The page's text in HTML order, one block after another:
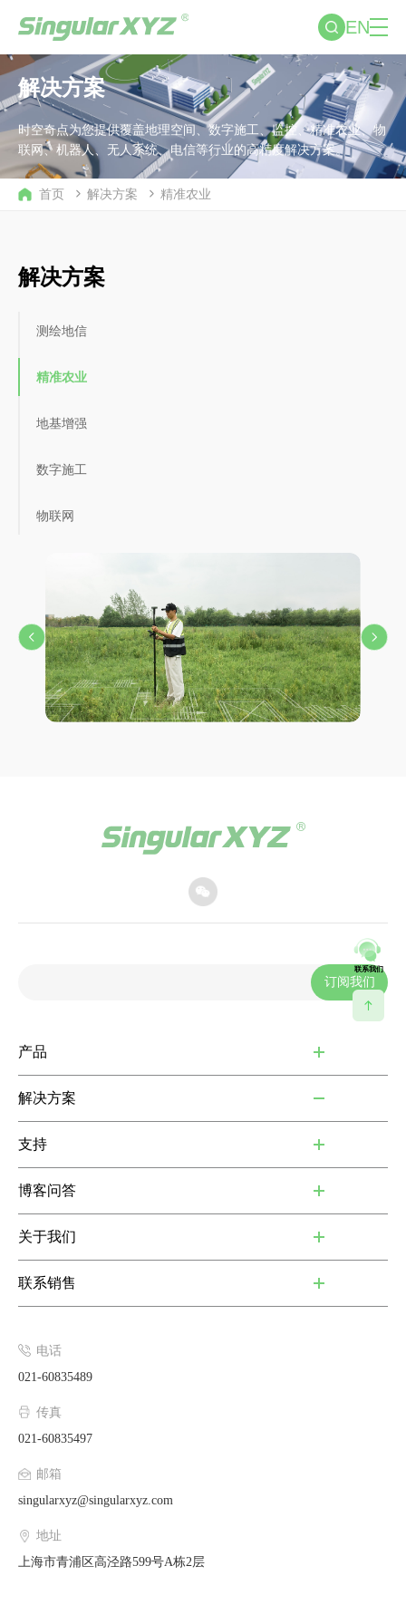
EN
解决方案
时空奇点为您提供覆盖地理空间、数字施工、监控、精准农业、物
联网、机器人、无人系统、电信等行业的高精度解决方案。
首页 解决方案 精准农业
解决方案
测绘地信
精准农业
地基增强
数字施工
物联网
联系我们
订阅我们
产品
解决方案
支持
博客问答
关于我们
联系销售
电话
021-60835489
传真
021-60835497
邮箱
singularxyz@singularxyz.com
地址
上海市青浦区高泾路599号A栋2层